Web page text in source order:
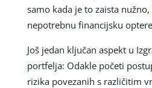
samo kada je to zaista
nepotrebnu financijsku
Još jedan ključan aspekt u
portfelja: Odakle početi
rizika povezanih s različitim